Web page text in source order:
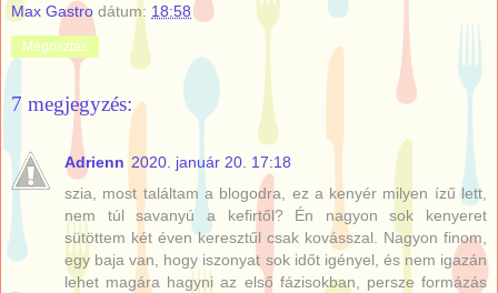
Max Gastro dátum: 18:58
Megosztás
7 megjegyzés:
Adrienn 2020. január 20. 17:18
szia, most találtam a blogodra, ez a kenyér milyen ízű lett,
nem túl savanyú a kefirtől? Én nagyon sok kenyeret
sütöttem két éven keresztűl csak kovásszal. Nagyon finom,
egy baja van, hogy iszonyat sok időt igényel, és nem igazán
lehet magára hagyni az első fázisokban, persze formázás